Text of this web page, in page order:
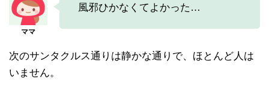
風邪ひかなくてよかった…
次のサンタクルス通りは静かな通りで、ほとんど人は
いません。